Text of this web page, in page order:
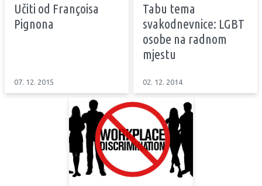
Učiti od Françoisa
Pignona
07. 12. 2015
Tabu tema
svakodnevnice: LGBT
osobe na radnom
mjestu
02. 12. 2014